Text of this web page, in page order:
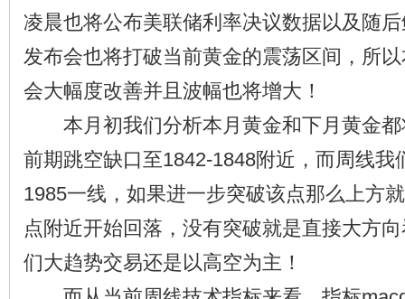
凌晨也将公布美联储利率决议数据以及随
发布会也将打破当前黄金的震荡区间，所
会大幅度改善并且波幅也将增大！
本月初我们分析本月黄金和下月黄金都
前期跳空缺口至1842-1848附近，而周线我
1985一线，如果进一步突破该点那么上方
点附近开始回落，没有突破就是直接大方
们大趋势交易还是以高空为主！